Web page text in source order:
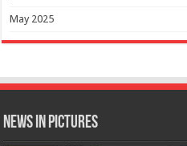
May 2025
News in Pictures